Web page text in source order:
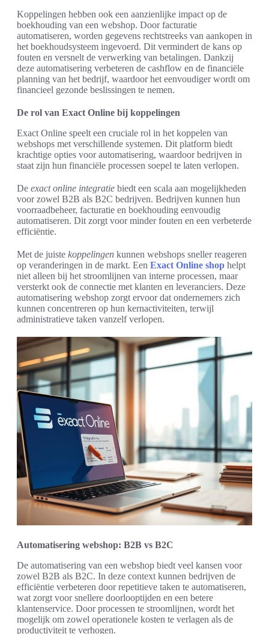
Koppelingen hebben ook een aanzienlijke impact op de
boekhouding van een webshop. Door facturatie
automatiseren, worden gegevens rechtstreeks van aankopen in
het boekhoudsysteem ingevoerd. Dit vermindert de kans op
fouten en versnelt de verwerking van betalingen. Dankzij
deze automatisering verbeteren de cashflow en de financiële
planning van het bedrijf, waardoor het eenvoudiger wordt om
financieel gezonde beslissingen te nemen.
De rol van Exact Online bij koppelingen
Exact Online speelt een cruciale rol in het koppelen van
webshops met verschillende systemen. Dit platform biedt
krachtige opties voor automatisering, waardoor bedrijven in
staat zijn hun financiële processen soepel te laten verlopen.
De exact online integratie biedt een scala aan mogelijkheden
voor zowel B2B als B2C bedrijven. Bedrijven kunnen hun
voorraadbeheer, facturatie en boekhouding eenvoudig
automatiseren. Dit zorgt voor minder fouten en een verbeterde
efficiëntie.
Met de juiste koppelingen kunnen webshops sneller reageren
op veranderingen in de markt. Een Exact Online shop helpt
niet alleen bij het stroomlijnen van interne processen, maar
versterkt ook de connectie met klanten en leveranciers. Deze
automatisering webshop zorgt ervoor dat ondernemers zich
kunnen concentreren op hun kernactiviteiten, terwijl
administratieve taken vanzelf verlopen.
Automatisering webshop: B2B vs B2C
De automatisering van een webshop biedt veel kansen voor
zowel B2B als B2C. In deze context kunnen bedrijven de
efficiëntie verbeteren door repetitieve taken te automatiseren,
wat zorgt voor snellere doorlooptijden en een betere
klantenservice. Door processen te stroomlijnen, wordt het
mogelijk om zowel operationele kosten te verlagen als de
productiviteit te verhogen.